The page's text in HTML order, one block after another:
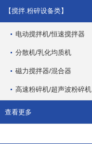
【搅拌.粉碎设备类】
电动搅拌机/恒速搅拌器
分散机/乳化均质机
磁力搅拌器/混合器
高速粉碎机/超声波粉碎机
查看更多